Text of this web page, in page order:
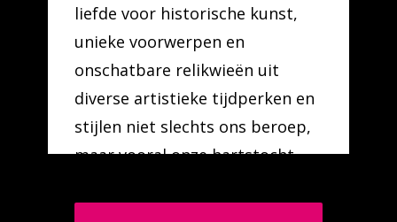
liefde voor historische kunst,
unieke voorwerpen en
onschatbare relikwieën uit
diverse artistieke tijdperken en
stijlen niet slechts ons beroep,
maar vooral onze hartstocht.